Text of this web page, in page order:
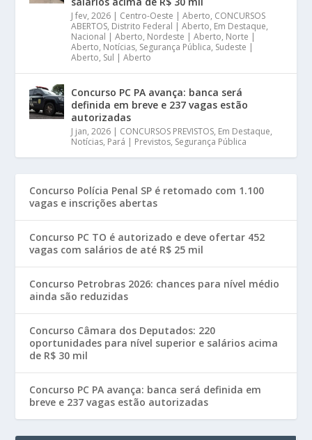
J fev, 2026 | Centro-Oeste | Aberto, CONCURSOS
ABERTOS, Distrito Federal | Aberto, Em Destaque,
Nacional | Aberto, Nordeste | Aberto, Norte |
Aberto, Notícias, Segurança Pública, Sudeste |
Aberto, Sul | Aberto
Concurso PC PA avança: banca será
definida em breve e 237 vagas estão
autorizadas
J jan, 2026 | CONCURSOS PREVISTOS, Em Destaque,
Notícias, Pará | Previstos, Segurança Pública
Concurso Polícia Penal SP é retomado com 1.100
vagas e inscrições abertas
Concurso PC TO é autorizado e deve ofertar 452
vagas com salários de até R$ 25 mil
Concurso Petrobras 2026: chances para nível médio
ainda são reduzidas
Concurso Câmara dos Deputados: 220
oportunidades para nível superior e salários acima
de R$ 30 mil
Concurso PC PA avança: banca será definida em
breve e 237 vagas estão autorizadas